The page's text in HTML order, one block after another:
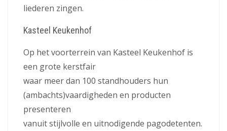
liederen zingen.
Kasteel Keukenhof
Op het voorterrein van Kasteel Keukenhof is
een grote kerstfair
waar meer dan 100 standhouders hun
(ambachts)vaardigheden en producten
presenteren
vanuit stijlvolle en uitnodigende pagodetenten.